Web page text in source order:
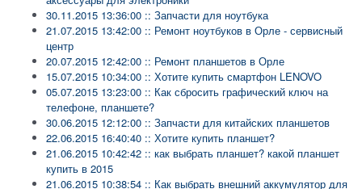
30.11.2015 13:36:00 :: Запчасти для ноутбука
21.07.2015 13:42:00 :: Ремонт ноутбуков в Орле - сервисный
центр
20.07.2015 12:42:00 :: Ремонт планшетов в Орле
15.07.2015 10:34:00 :: Хотите купить смартфон LENOVO
05.07.2015 13:23:00 :: Как сбросить графический ключ на
телефоне, планшете?
30.06.2015 12:12:00 :: Запчасти для китайских планшетов
22.06.2015 16:40:40 :: Хотите купить планшет?
21.06.2015 10:42:42 :: как выбрать планшет? какой планшет
купить в 2015
21.06.2015 10:38:54 :: Как выбрать внешний аккумулятор для